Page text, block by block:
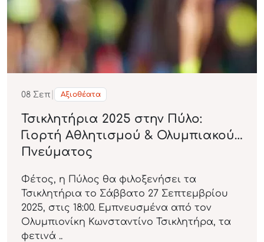
08 Σεπ Αξιοθέατα
Τσικλητήρια 2025 στην Πύλο:
Γιορτή Αθλητισμού & Ολυμπιακού
Πνεύματος
Φέτος, η Πύλος θα φιλοξενήσει τα
Τσικλητήρια το Σάββατο 27 Σεπτεμβρίου
2025, στις 18:00. Εμπνευσμένα από τον
Ολυμπιονίκη Κωνσταντίνο Τσικλητήρα, τα
φετινά ..